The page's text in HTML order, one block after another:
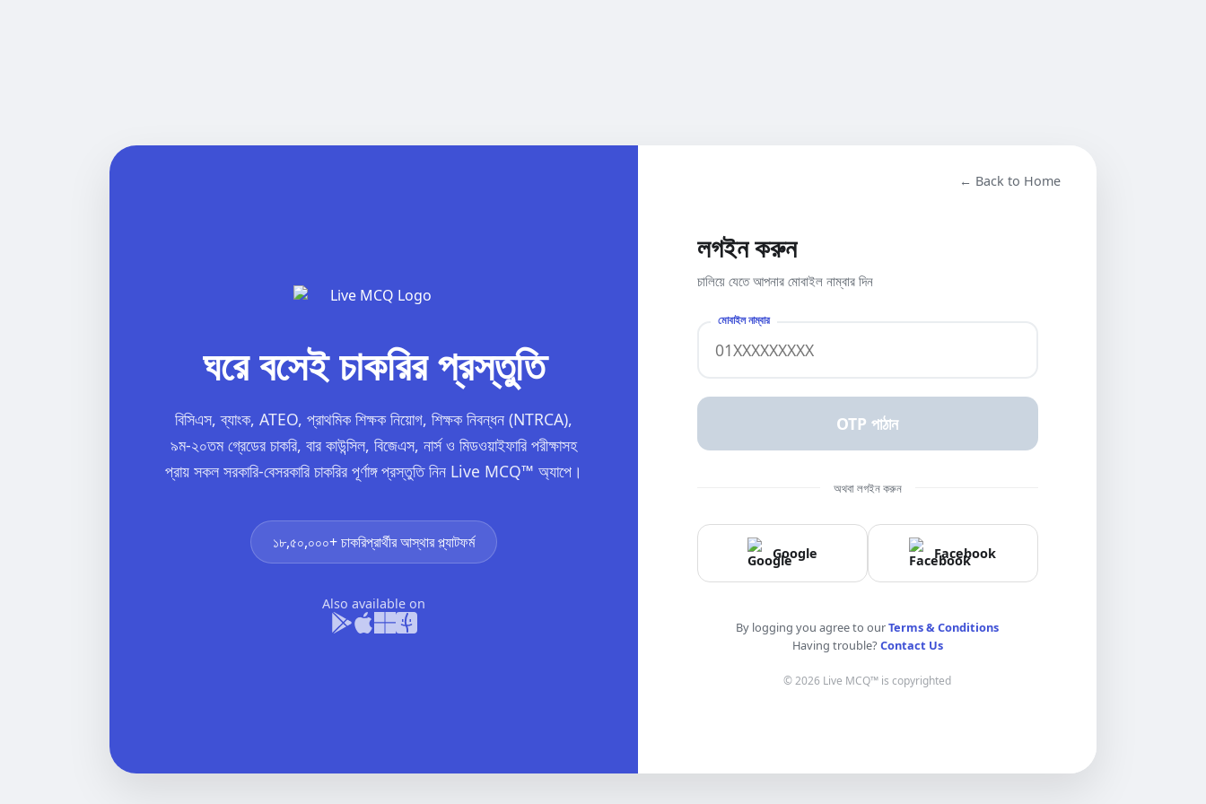
ঘরে বসেই চাকরির প্রস্তুতি
বিসিএস, ব্যাংক, ATEO, প্রাথমিক শিক্ষক নিয়োগ, শিক্ষক নিবন্ধন (NTRCA),
৯ম-২০তম গ্রেডের চাকরি, বার কাউন্সিল, বিজেএস, নার্স ও মিডওয়াইফারি পরীক্ষাসহ
প্রায় সকল সরকারি-বেসরকারি চাকরির পূর্ণাঙ্গ প্রস্তুতি নিন Live MCQ™ অ্যাপে।
১৮,৫০,০০০+ চাকরিপ্রার্থীর আস্থার প্ল্যাটফর্ম
Also available on
← Back to Home
লগইন করুন
চালিয়ে যেতে আপনার মোবাইল নাম্বার দিন
মোবাইল নাম্বার
OTP পাঠান
অথবা লগইন করুন
Google Facebook
By logging you agree to ourTerms & Conditions
Having trouble? Contact Us
© 2026 Live MCQ™ is copyrighted